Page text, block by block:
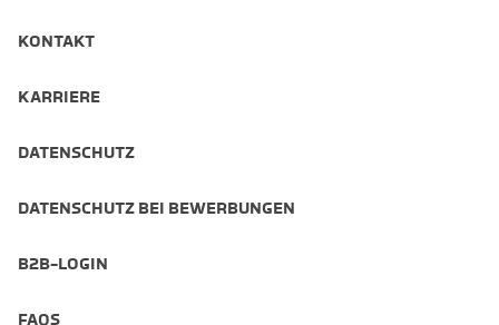
KONTAKT
KARRIERE
DATENSCHUTZ
DATENSCHUTZ BEI BEWERBUNGEN
B2B-LOGIN
FAQS